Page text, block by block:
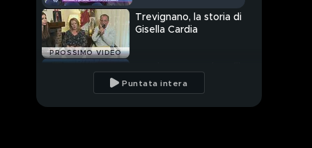
PROSSIMO VIDEO
Trevignano, la storia di
Gisella Cardia
"L'avvocato le ha
proibito di presentarsi
oggi"
Puntata intera